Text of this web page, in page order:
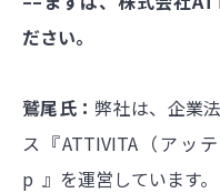
ださい。
鷲尾氏：弊社は、企業
ス『ATTIVITA（アッテ
p 』を運営しています。